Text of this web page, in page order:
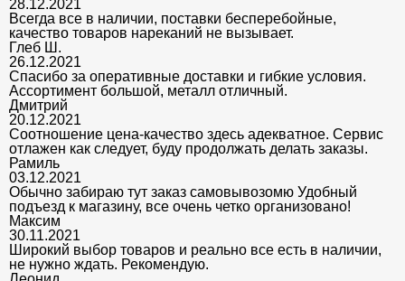
28.12.2021
Всегда все в наличии, поставки бесперебойные,
качество товаров нареканий не вызывает.
Глеб Ш.
26.12.2021
Спасибо за оперативные доставки и гибкие условия.
Ассортимент большой, металл отличный.
Дмитрий
20.12.2021
Соотношение цена-качество здесь адекватное. Сервис
отлажен как следует, буду продолжать делать заказы.
Рамиль
03.12.2021
Обычно забираю тут заказ самовывозомю Удобный
подъезд к магазину, все очень четко организовано!
Максим
30.11.2021
Широкий выбор товаров и реально все есть в наличии,
не нужно ждать. Рекомендую.